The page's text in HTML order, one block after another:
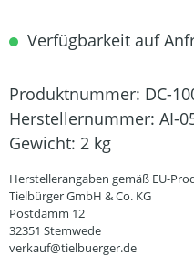
Verfügbarkeit auf
Produktnummer: DC-
Herstellernummer: AI-
Gewicht: 2 kg
Herstellerangaben gemäß EU-
Tielbürger GmbH & Co. KG
Postdamm 12
32351 Stemwede
verkauf@tielbuerger.de